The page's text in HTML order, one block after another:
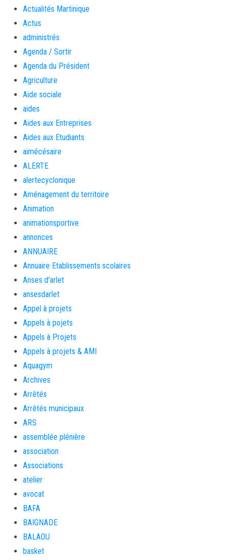
Actualités Martinique
Actus
administrés
Agenda / Sortir
Agenda du Président
Agriculture
Aide sociale
aides
Aides aux Entreprises
Aides aux Etudiants
aimécésaire
ALERTE
alertecyclonique
Aménagement du territoire
Animation
animationsportive
annonces
ANNUAIRE
Annuaire Etablissements scolaires
Anses d'arlet
ansesdarlet
Appel à projets
Appels à pojets
Appels à Projets
Appels à projets & AMI
Aquagym
Archives
Arrêtés
Arrêtés municipaux
ARS
assemblée plénière
association
Associations
atelier
avocat
BAFA
BAIGNADE
BALAOU
basket